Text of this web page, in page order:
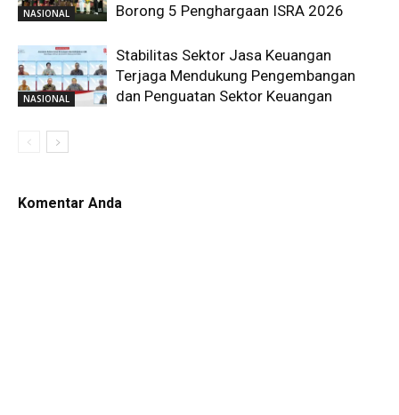
NASIONAL
Borong 5 Penghargaan ISRA 2026
NASIONAL
Stabilitas Sektor Jasa Keuangan
Terjaga Mendukung Pengembangan
dan Penguatan Sektor Keuangan
Komentar Anda